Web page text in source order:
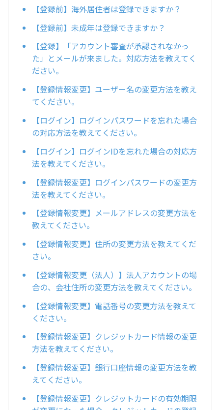
【登録前】海外居住者は登録できますか？
【登録前】未成年は登録できますか？
【登録】「アカウント審査が承認されなかっ
た」とメールが来ました。対応方法を教えてく
ださい。
【登録情報変更】ユーザー名の変更方法を教え
てください。
【ログイン】ログインパスワードを忘れた場合
の対応方法を教えてください。
【ログイン】ログインIDを忘れた場合の対応方
法を教えてください。
【登録情報変更】ログインパスワードの変更方
法を教えてください。
【登録情報変更】メールアドレスの変更方法を
教えてください。
【登録情報変更】住所の変更方法を教えてくだ
さい。
【登録情報変更（法人）】法人アカウントの場
合の、会社住所の変更方法を教えてください。
【登録情報変更】電話番号の変更方法を教えて
ください。
【登録情報変更】クレジットカード情報の変更
方法を教えてください。
【登録情報変更】銀行口座情報の変更方法を教
えてください。
【登録情報変更】クレジットカードの有効期限